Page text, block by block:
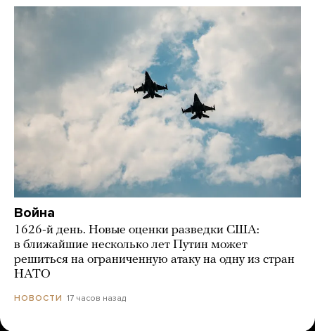
Война
1626-й день. Новые оценки разведки США:
в ближайшие несколько лет Путин может
решиться на ограниченную атаку на одну из стран
НАТО
НОВОСТИ 17 часов назад